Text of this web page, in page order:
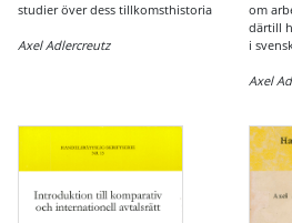
studier över dess tillkomsthistoria
Axel Adlercreutz
om
därtill
i
Axel